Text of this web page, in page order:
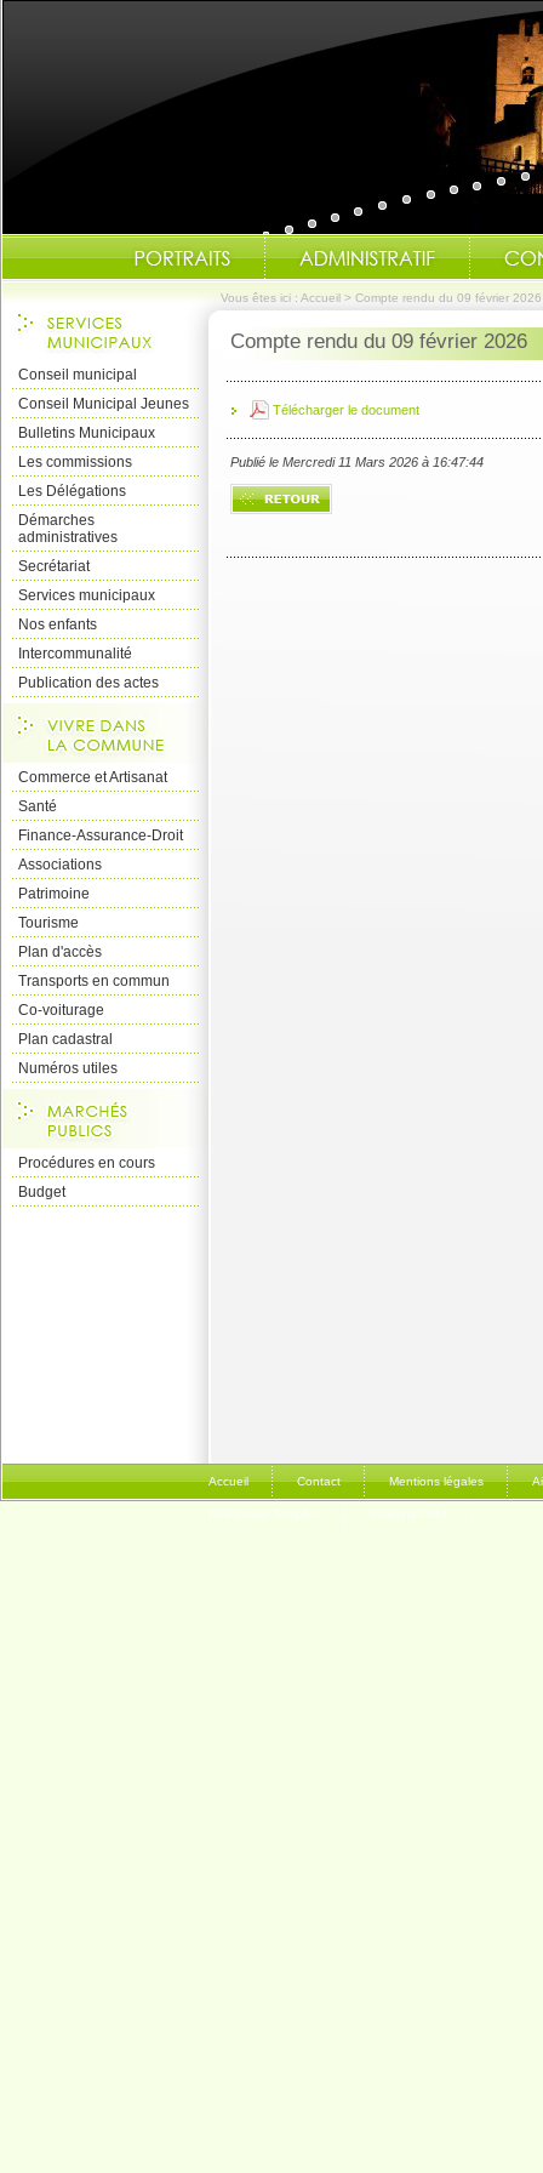
Vous êtes ici : Accueil > Compte rendu du 09 février 2026
Conseil municipal
Conseil Municipal Jeunes
Bulletins Municipaux
Les commissions
Les Délégations
Démarches
administratives
Secrétariat
Services municipaux
Nos enfants
Intercommunalité
Publication des actes
Commerce et Artisanat
Santé
Finance-Assurance-Droit
Associations
Patrimoine
Tourisme
Plan d'accès
Transports en commun
Co-voiturage
Plan cadastral
Numéros utiles
Procédures en cours
Budget
Compte rendu du 09 février 2026
Télécharger le document
Publié le Mercredi 11 Mars 2026 à 16:47:44
Accueil Contact Mentions légales